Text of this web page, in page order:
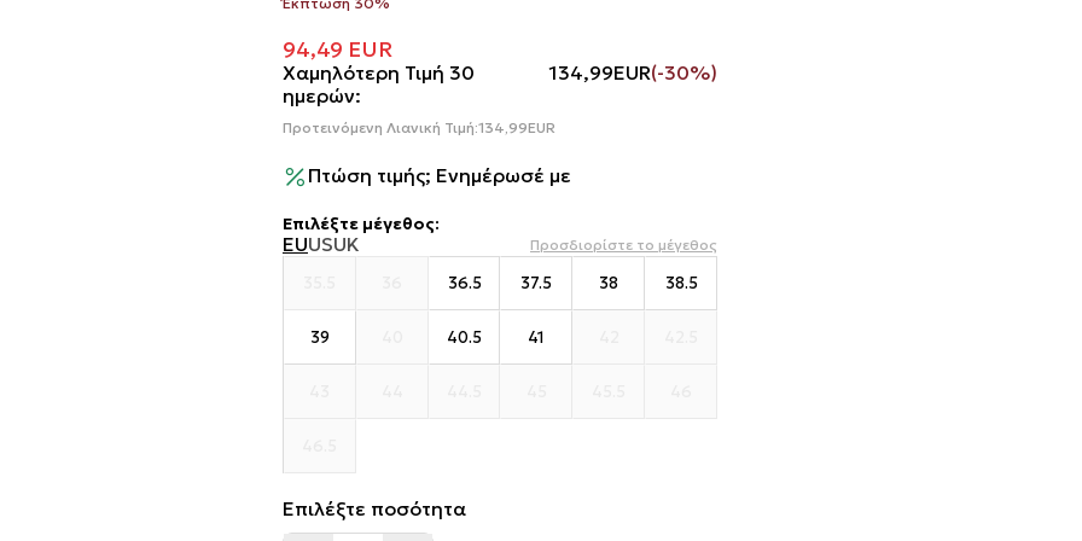
94,49 EUR
Χαμηλότερη Τιμή 30
ημερών:
134,99EUR(-30%)
Προτεινόμενη Λιανική Τιμή:134,99EUR
Πτώση τιμής; Ενημέρωσέ με
Επιλέξτε μέγεθος:
EUUSUK Προσδιορίστε το μέγεθος
36.5 37.5 38 38.5
39 40.5 41
Επιλέξτε ποσότητα